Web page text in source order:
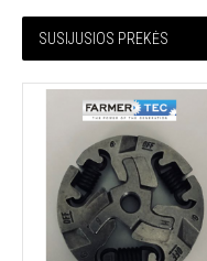
SUSIJUSIOS PREKĖS